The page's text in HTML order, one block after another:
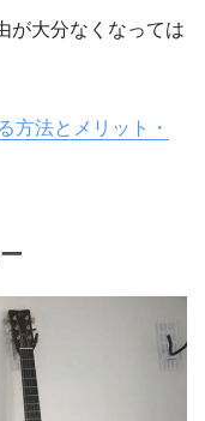
が大分なくなっては
方法とメリット・